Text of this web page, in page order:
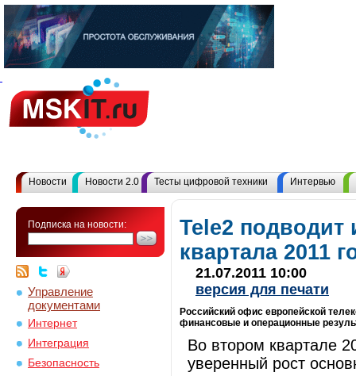
Новости Новости 2.0 Тесты цифровой техники Интервью
Подписка на новости:
Управление
документами
Интернет
Интеграция
Безопасность
Tele2 подводит
квартала 2011
21.07.2011 10:00
версия для печати
Российский офис европейской
финансовые и операционные
Во втором квартале
уверенный рост